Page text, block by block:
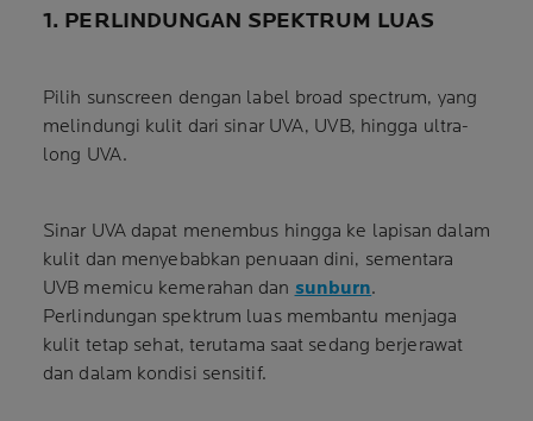
1. PERLINDUNGAN SPEKTRUM LUAS
Pilih sunscreen dengan label broad spectrum, yang
melindungi kulit dari sinar UVA, UVB, hingga ultra-
long UVA.
Sinar UVA dapat menembus hingga ke lapisan dalam
kulit dan menyebabkan penuaan dini, sementara
UVB memicu kemerahan dan sunburn.
Perlindungan spektrum luas membantu menjaga
kulit tetap sehat, terutama saat sedang berjerawat
dan dalam kondisi sensitif.